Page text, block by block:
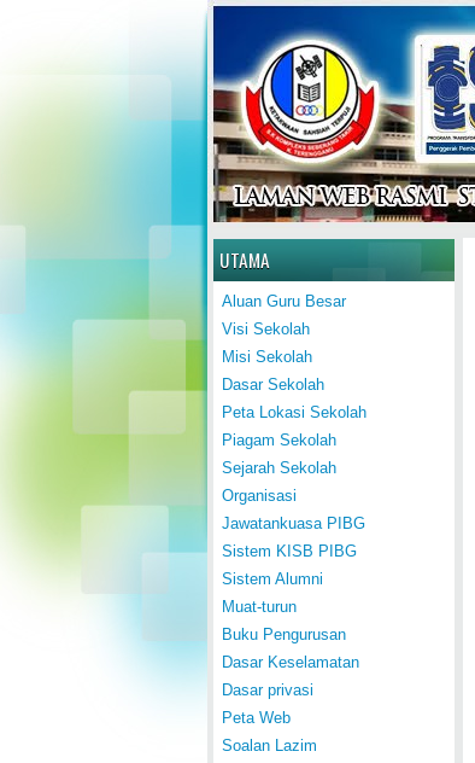
Home
UTAMA
Aluan Guru Besar
Visi Sekolah
Misi Sekolah
Dasar Sekolah
Peta Lokasi Sekolah
Piagam Sekolah
Sejarah Sekolah
Organisasi
Jawatankuasa PIBG
Sistem KISB PIBG
Sistem Alumni
Muat-turun
Buku Pengurusan
Dasar Keselamatan
Dasar privasi
Peta Web
Soalan Lazim